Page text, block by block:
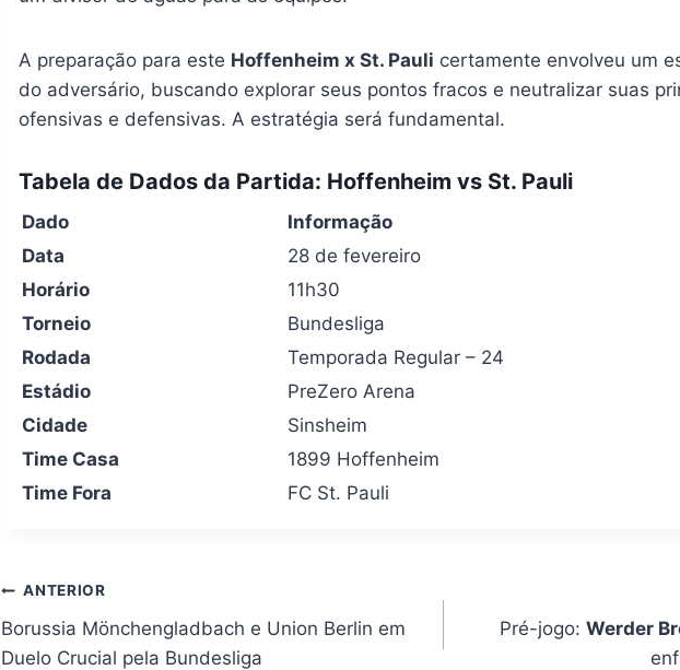
A preparação para este Hoffenheim x St. Pauli certamente envolveu um
do adversário, buscando explorar seus pontos fracos e neutralizar suas
ofensivas e defensivas. A estratégia será fundamental.
Tabela de Dados da Partida: Hoffenheim vs St. Pauli
Dado
Informação
Data
28 de fevereiro
Horário
11h30
Torneio
Bundesliga
Rodada
Temporada Regular – 24
Estádio
PreZero Arena
Cidade
Sinsheim
Time Casa
1899 Hoffenheim
Time Fora
FC St. Pauli
Navegação
de
Post
ANTERIOR
Borussia Mönchengladbach e Union Berlin em
Duelo Crucial pela Bundesliga
Pré-jogo:Werder